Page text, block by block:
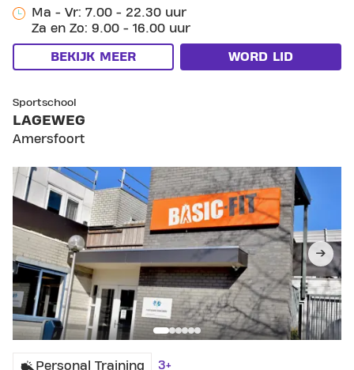
Ma - Vr: 7.00 - 22.30 uur
Za en Zo: 9.00 - 16.00 uur
BEKIJK MEER WORD LID
Sportschool
LAGEWEG
Amersfoort
Personal Training 3+